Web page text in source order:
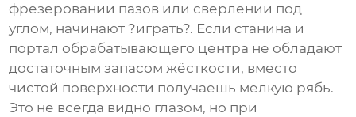
фрезеровании пазов или сверлении под
углом, начинают ?играть?. Если станина и
портал обрабатывающего центра не обладают
достаточным запасом жёсткости, вместо
чистой поверхности получаешь мелкую рябь.
Это не всегда видно глазом, но при